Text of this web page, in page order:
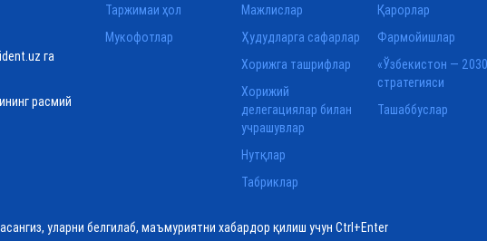
га
расмий
Таржимаи ҳол
Мукофотлар
Мажлислар
Ҳудудларга сафарлар
Хорижга ташрифлар
Хорижий
делегациялар билан
учрашувлар
Нутқлар
Табриклар
Қарорлар
Фармойишлар
«Ўзбекистон —
стратегияси
Ташаббуслар
уларни белгилаб, маъмуриятни хабардор қилиш учун Ctrl+Enter